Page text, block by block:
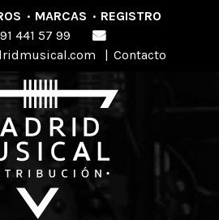
· MARCAS · REGISTRO
91 441 57 99
| Contacto